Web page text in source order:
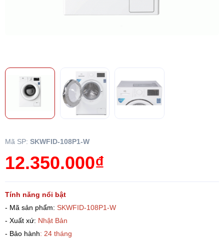
Mã SP: SKWFID-108P1-W
12.350.000₫
Tính năng nổi bật
- Mã sản phẩm: SKWFID-108P1-W
- Xuất xứ: Nhật Bản
- Bảo hành: 24 tháng